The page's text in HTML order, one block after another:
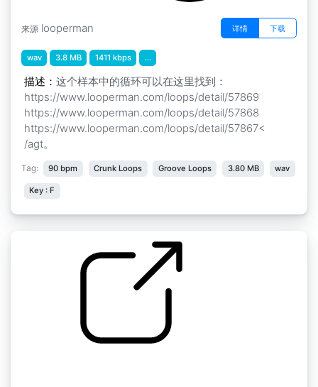
来源 looperman 详情 下载
wav 3.8 MB 1411 kbps ...
描述： 这个样本中的循环可以在这里找到：
https://www.looperman.com/loops/detail/57869
https://www.looperman.com/loops/detail/57868
https://www.looperman.com/loops/detail/57867<
/agt。
Tag: 90 bpm Crunk Loops Groove Loops 3.80 MB wav
Key : F